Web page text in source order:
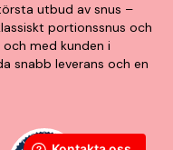
utbud av snus –
portionssnus och
med kunden i
snabb leverans och en